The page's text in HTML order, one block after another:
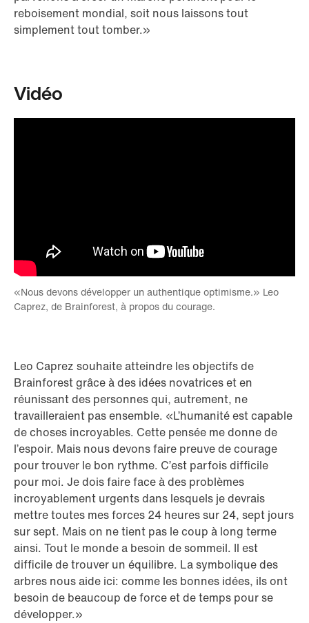
reboisement mondial, soit nous laissons tout
simplement tout tomber.»
Vidéo
«Nous devons développer un authentique optimisme.» Leo
Caprez, de Brainforest, à propos du courage.
Leo Caprez souhaite atteindre les objectifs de
Brainforest grâce à des idées novatrices et en
réunissant des personnes qui, autrement, ne
travailleraient pas ensemble. «L’humanité est capable
de choses incroyables. Cette pensée me donne de
l’espoir. Mais nous devons faire preuve de courage
pour trouver le bon rythme. C’est parfois difficile
pour moi. Je dois faire face à des problèmes
incroyablement urgents dans lesquels je devrais
mettre toutes mes forces 24 heures sur 24, sept jours
sur sept. Mais on ne tient pas le coup à long terme
ainsi. Tout le monde a besoin de sommeil. Il est
difficile de trouver un équilibre. La symbolique des
arbres nous aide ici: comme les bonnes idées, ils ont
besoin de beaucoup de force et de temps pour se
développer.»